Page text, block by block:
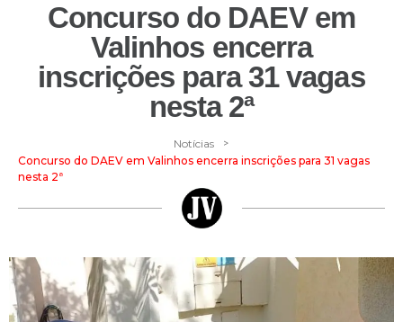
Concurso do DAEV em
Valinhos encerra
inscrições para 31 vagas
nesta 2ª
Notícias >
Concurso do DAEV em Valinhos encerra inscrições para 31 vagas
nesta 2ª